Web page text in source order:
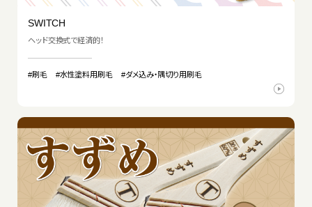
SWITCH
ヘッド交換式で経済的！
#刷毛 #水性塗料用刷毛 #ダメ込み・隅切り用刷毛